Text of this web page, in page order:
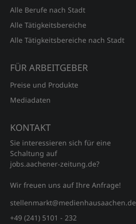
Alle Berufe nach Stadt
Alle Tätigkeitsbereiche
Alle Tätigkeitsbereiche nach Stadt
FÜR ARBEITGEBER
Preise und Produkte
Mediadaten
KONTAKT
Sie interessieren sich für eine
Schaltung auf
jobs.aachener‑zeitung.de?
Wir freuen uns auf Ihre Anfrage!
stellenmarkt@medienhausaachen.de
+49 (241) 5101 - 232